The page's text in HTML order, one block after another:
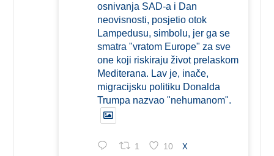
osnivanja SAD-a i Dan
neovisnosti, posjetio otok
Lampedusu, simbolu, jer ga se
smatra "vratom Europe" za sve
one koji riskiraju život prelaskom
Mediterana. Lav je, inače,
migracijsku politiku Donalda
Trumpa nazvao "nehumanom".
1 10 X